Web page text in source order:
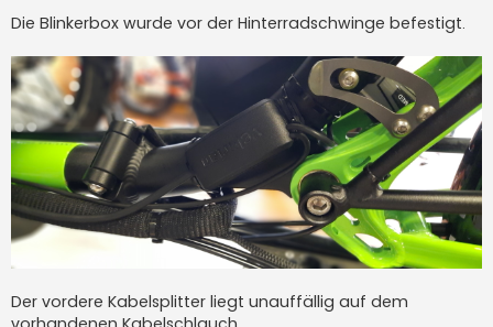
Die Blinkerbox wurde vor der Hinterradschwinge befestigt.
Der vordere Kabelsplitter liegt unauffällig auf dem